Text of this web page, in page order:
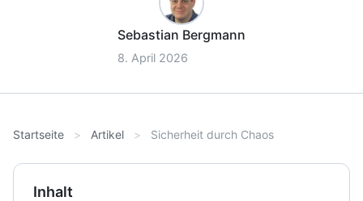
Sebastian Bergmann
8. April 2026
Startseite Artikel Sicherheit durch Chaos
Inhalt